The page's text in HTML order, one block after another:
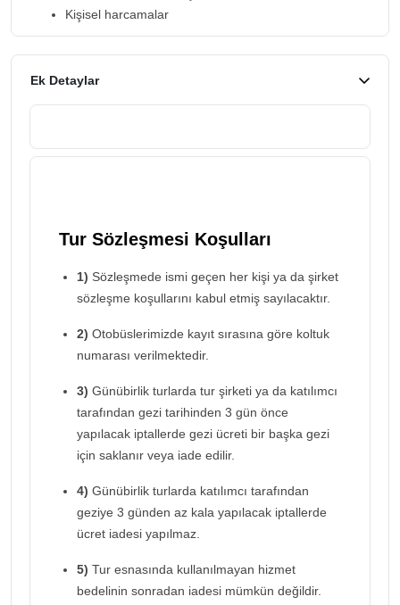
Kişisel harcamalar
Ek Detaylar
Tur Sözleşmesi Koşulları
1) Sözleşmede ismi geçen her kişi ya da şirket
sözleşme koşullarını kabul etmiş sayılacaktır.
2) Otobüslerimizde kayıt sırasına göre koltuk
numarası verilmektedir.
3) Günübirlik turlarda tur şirketi ya da katılımcı
tarafından gezi tarihinden 3 gün önce
yapılacak iptallerde gezi ücreti bir başka gezi
için saklanır veya iade edilir.
4) Günübirlik turlarda katılımcı tarafından
geziye 3 günden az kala yapılacak iptallerde
ücret iadesi yapılmaz.
5) Tur esnasında kullanılmayan hizmet
bedelinin sonradan iadesi mümkün değildir.